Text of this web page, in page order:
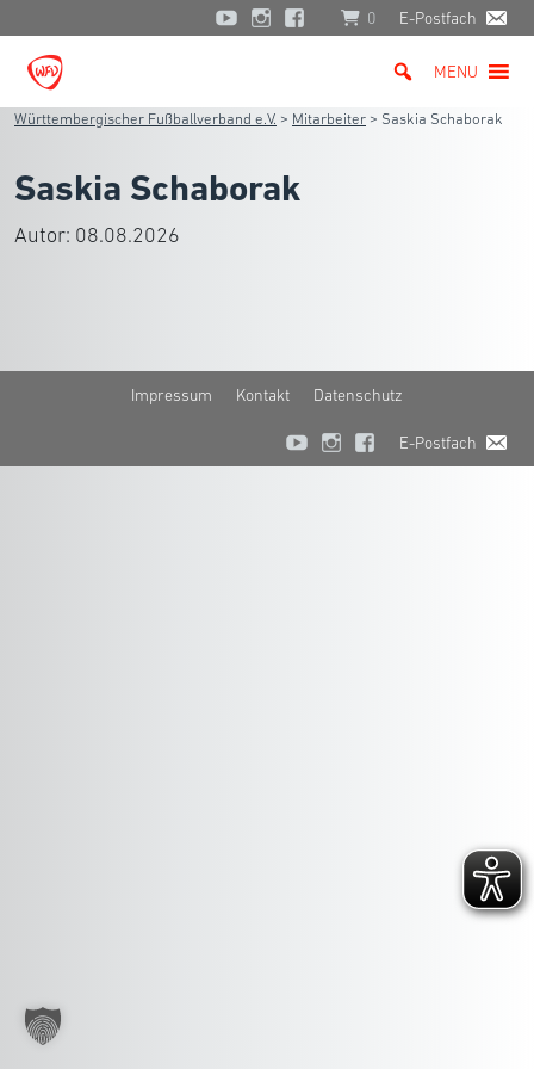
0 E-Postfach
MENU
Württembergischer Fußballverband e.V. > Mitarbeiter > Saskia Schaborak
Saskia Schaborak
Autor: 08.08.2026
Impressum Kontakt Datenschutz
E-Postfach